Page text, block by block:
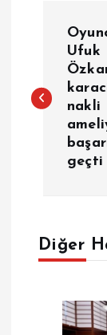
z
z
Ufuk
nakli
geçti
Diğer